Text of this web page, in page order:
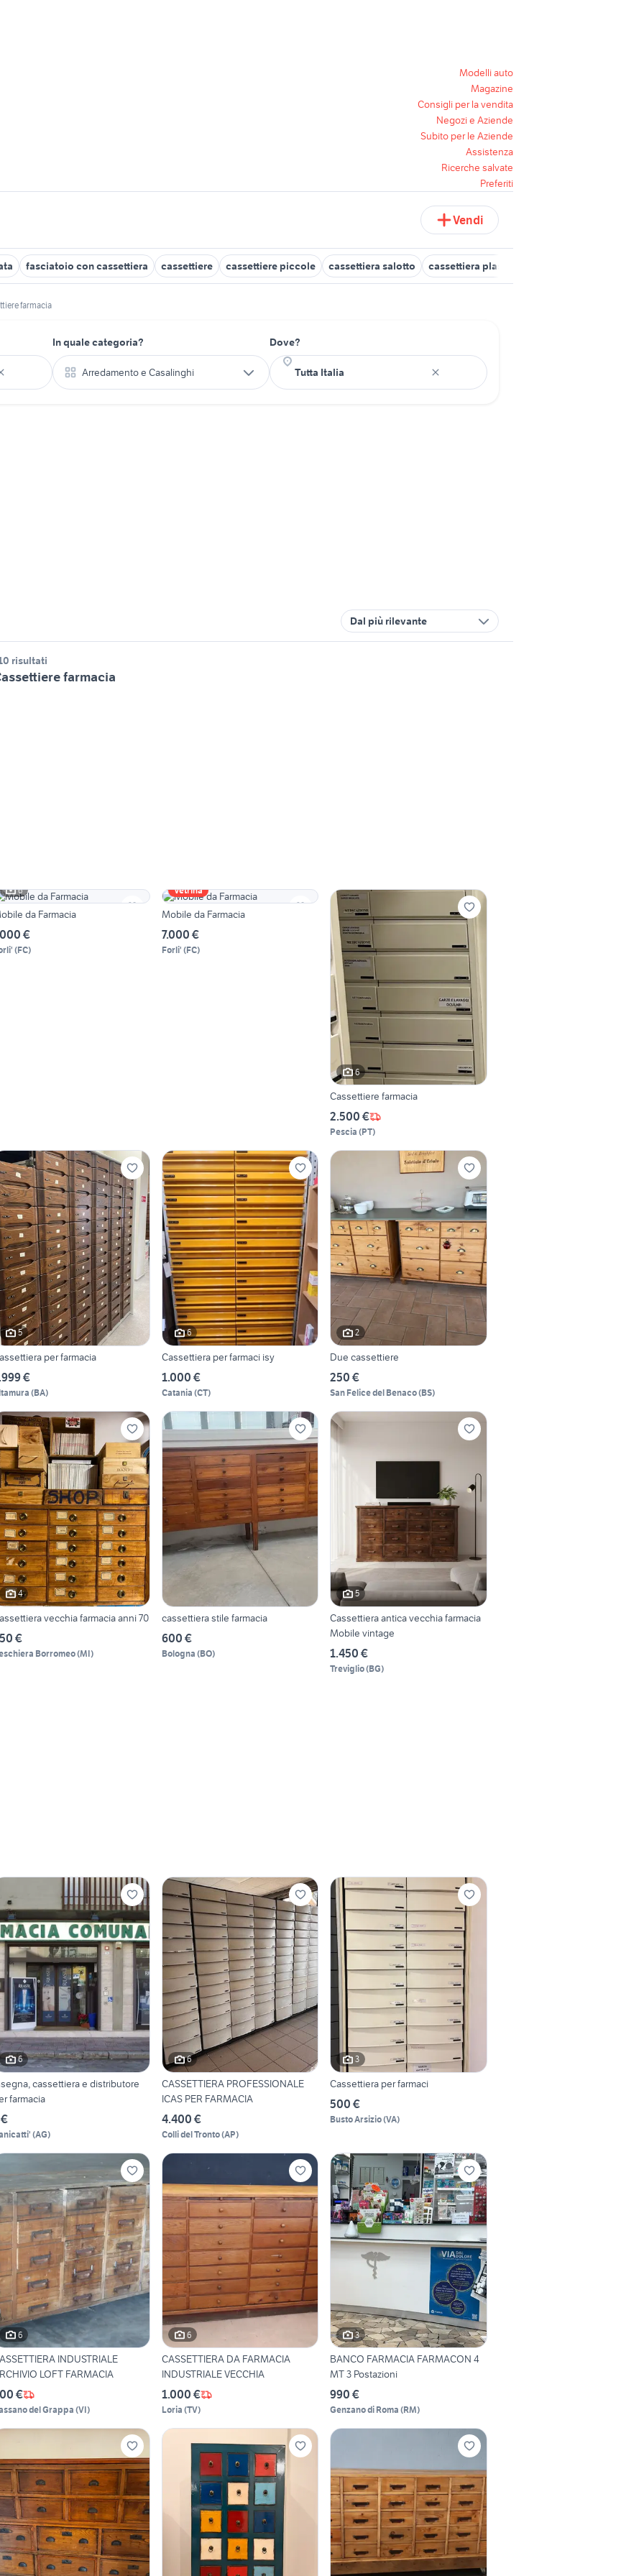
Modelli auto
Magazine
Consigli per la vendita
Negozi e Aziende
Subito per le Aziende
Assistenza
Ricerche salvate
Preferiti
Vendi
fasciatoio con cassettiera cassettiere cassettiere piccole cassettiera salotto cassettiera plastica
farmacia
In quale categoria?
Arredamento e Casalinghi
Dove?
Dal più rilevante
risultati
farmacia
6
da Farmacia
€
(FC)
Vetrina
Mobile da Farmacia
7.000 €
Forli' (FC)
6
Cassettiere farmacia
2.500 €
Pescia (PT)
5
per farmacia
€
(BA)
6
Cassettiera per farmaci isy
1.000 €
Catania (CT)
2
Due cassettiere
250 €
San Felice del Benaco(BS)
4
vecchia farmacia anni 70
€
Borromeo(MI)
cassettiera stile farmacia
600 €
Bologna (BO)
5
Cassettiera antica vecchia farmacia
Mobile vintage
1.450 €
Treviglio(BG)
6
cassettiera e distributore
farmacia
(AG)
6
CASSETTIERA PROFESSIONALE
ICAS PER FARMACIA
4.400 €
Colli del Tronto(AP)
3
Cassettiera per farmaci
500 €
Busto Arsizio(VA)
6
INDUSTRIALE
LOFT FARMACIA
€
del Grappa (VI)
6
CASSETTIERA DA FARMACIA
INDUSTRIALE VECCHIA
1.000 €
Loria (TV)
3
BANCO FARMACIA FARMACON 4
MT 3 Postazioni
990 €
Genzano di Roma (RM)